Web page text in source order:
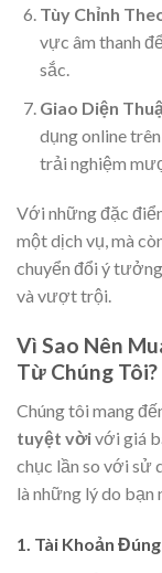
Tùy Chỉnh
vực âm thanh
sắc.
Giao Diện
dụng online
trải nghiệm
Với những đặc
một dịch vụ, mà
chuyển đổi ý
và vượt trội.
Vì Sao Nên
Từ Chúng Tôi?
Chúng tôi mang
tuyệt vờivới giá
chục lần so với sử
là những lý do bạn
1. Tài Khoản